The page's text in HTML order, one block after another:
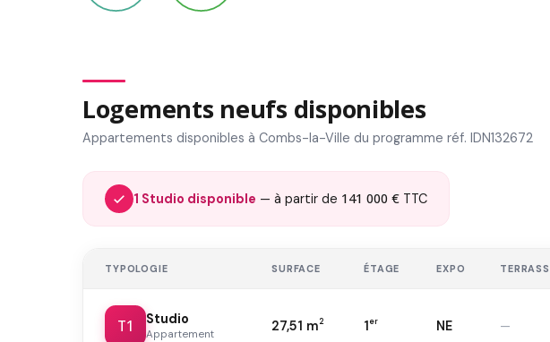
Logements neufs disponibles
Appartements disponibles à Combs-la-Ville du programme réf. IDN132672
1 Studio disponible — à partir de 141 000 € TTC
TYPOLOGIE SURFACE ÉTAGE EXPO
T1 Studio
Appartement
27,51 m2 1er NE —